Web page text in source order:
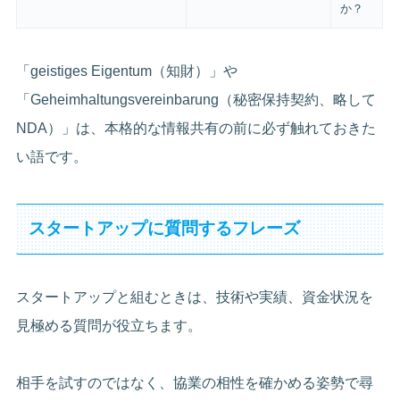
か？
「geistiges Eigentum（知財）」や
「Geheimhaltungsvereinbarung（秘密保持契約、略して
NDA）」は、本格的な情報共有の前に必ず触れておきた
い語です。
スタートアップに質問するフレーズ
スタートアップと組むときは、技術や実績、資金状況を
見極める質問が役立ちます。
相手を試すのではなく、協業の相性を確かめる姿勢で尋